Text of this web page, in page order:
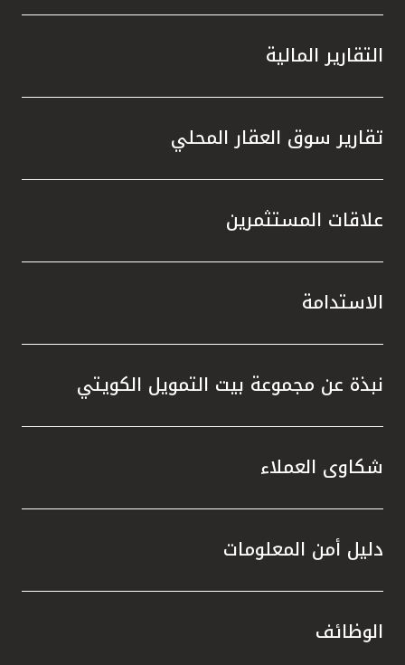
التقارير المالية
تقارير سوق العقار المحلي
علاقات المستثمرين
الاستدامة
نبذة عن مجموعة بيت التمويل الكويتي
شكاوى العملاء
دليل أمن المعلومات
الوظائف